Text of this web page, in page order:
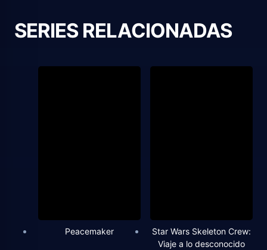
SERIES RELACIONADAS
Peacemaker
Star Wars Skeleton Crew:
Viaje a lo desconocido